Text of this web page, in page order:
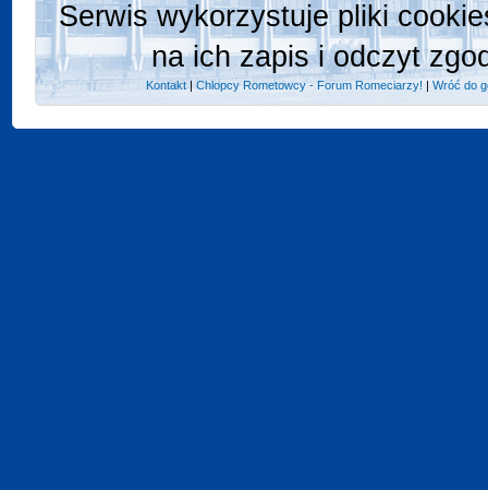
Serwis wykorzystuje pliki
na ich zapis i odczyt
Kontakt |Chlopcy Rometowcy - Forum Romeciarzy! |Wróć do